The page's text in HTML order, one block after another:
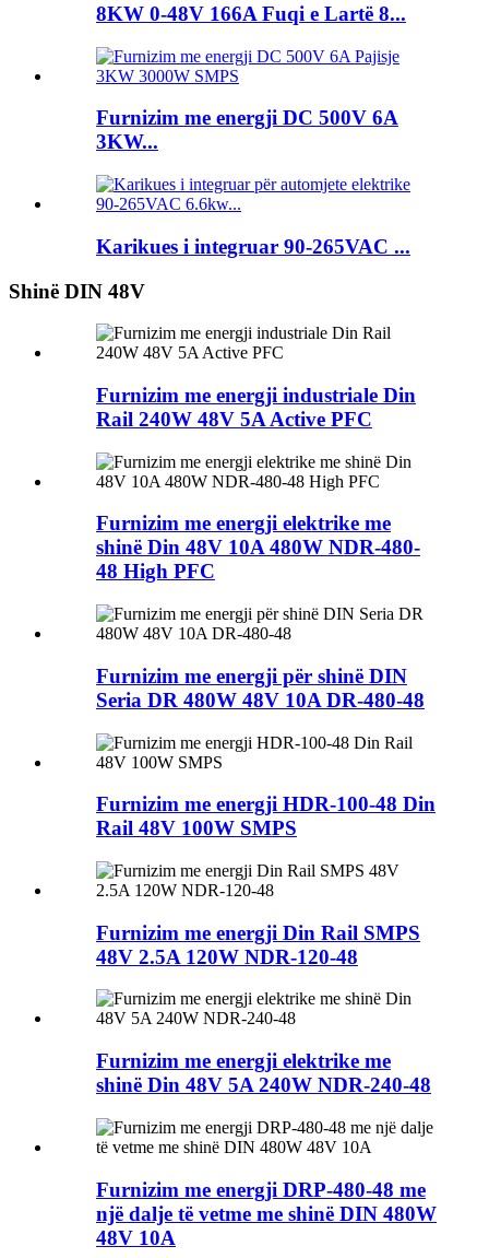
8KW 0-48V 166A Fuqi e Lartë 8...
Furnizim me energji DC 500V 6A
3KW...
Karikues i integruar 90-265VAC ...
Shinë DIN 48V
Furnizim me energji industriale Din
Rail 240W 48V 5A Active PFC
Furnizim me energji elektrike me
shinë Din 48V 10A 480W NDR-480-
48 High PFC
Furnizim me energji për shinë DIN
Seria DR 480W 48V 10A DR-480-48
Furnizim me energji HDR-100-48 Din
Rail 48V 100W SMPS
Furnizim me energji Din Rail SMPS
48V 2.5A 120W NDR-120-48
Furnizim me energji elektrike me
shinë Din 48V 5A 240W NDR-240-48
Furnizim me energji DRP-480-48 me
një dalje të vetme me shinë DIN 480W
48V 10A